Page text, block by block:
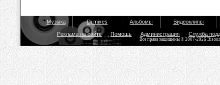
Музыка Dj mixes Альбомы Видеоклипы
Реклама на сайте Помощь Администрация Служба
Все права защищены © 2007-2026